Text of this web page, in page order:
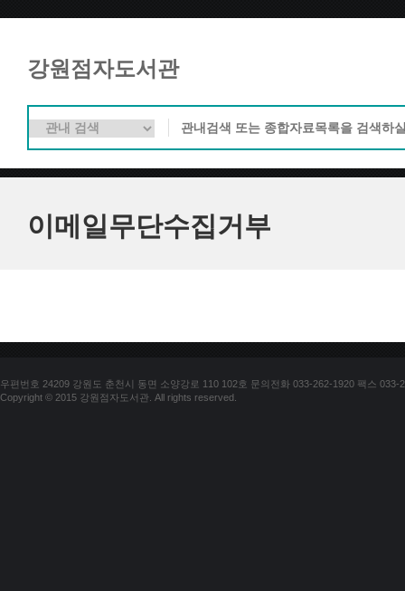
강원점자도서관
이메일무단수집거부
우편번호 24209 강원도 춘천시 동면 소양강로 110 102호 문의전화 033-262-1920 팩스 033-
Copyright © 2015 강원점자도서관. All rights reserved.